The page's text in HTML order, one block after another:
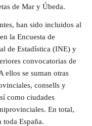
de Mar y Úbeda.
han sido incluidos al
la Encuesta de
de Estadística (INE) y
convocatorias de
ellos se suman otras
consells y
como ciudades
En total,
toda España.